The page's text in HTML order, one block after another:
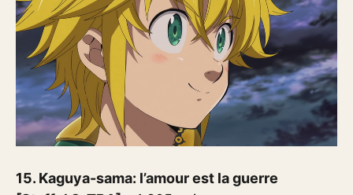
15. Kaguya-sama: l’amour est la guerre